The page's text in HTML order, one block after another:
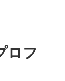
ロフ